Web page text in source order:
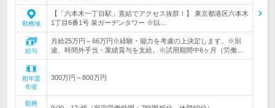
勤務地
【「六本木一丁目駅」直結でアクセス抜群！】 東京都港区六本木
1丁目6番1号 泉ガーデンタワー ※以…
給与
月給25万円～66万円※経験・能力を考慮の上決定します。※別
途、時間外手当・業績賞与を支給。※試用期間中6ヶ月（労働…
初年度
年収
300万円～800万円
勤務